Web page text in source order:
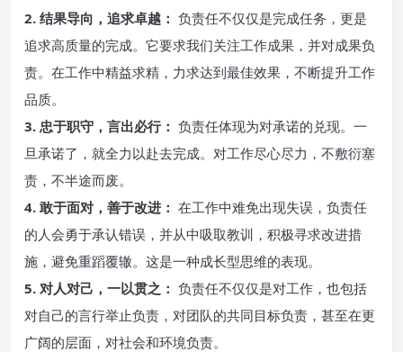
2. 结果导向，追求卓越： 负责任不仅仅是完成任务，更是
追求高质量的完成。它要求我们关注工作成果，并对成果负
责。在工作中精益求精，力求达到最佳效果，不断提升工作
品质。
3. 忠于职守，言出必行： 负责任体现为对承诺的兑现。一
旦承诺了，就全力以赴去完成。对工作尽心尽力，不敷衍塞
责，不半途而废。
4. 敢于面对，善于改进： 在工作中难免出现失误，负责任
的人会勇于承认错误，并从中吸取教训，积极寻求改进措
施，避免重蹈覆辙。这是一种成长型思维的表现。
5. 对人对己，一以贯之： 负责任不仅仅是对工作，也包括
对自己的言行举止负责，对团队的共同目标负责，甚至在更
广阔的层面，对社会和环境负责。